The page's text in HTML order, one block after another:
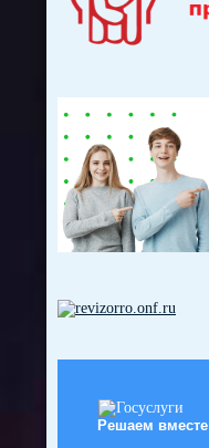
Решаем вместе